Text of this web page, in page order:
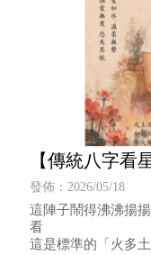
【傳統八字看
發佈：2026/05/18
這陣子鬧得沸沸揚
看
這是標準的「火多